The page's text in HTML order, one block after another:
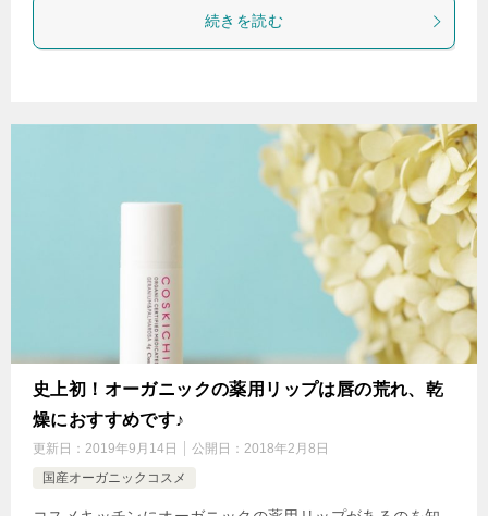
続きを読む
史上初！オーガニックの薬用リップは唇の荒れ、乾
燥におすすめです♪
更新日： 2019年9月14日 公開日： 2018年2月8日
国産オーガニックコスメ